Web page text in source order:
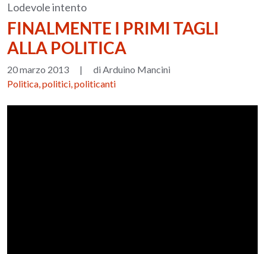
Lodevole intento
FINALMENTE I PRIMI TAGLI
ALLA POLITICA
20 marzo 2013 |
di Arduino Mancini
Politica, politici, politicanti